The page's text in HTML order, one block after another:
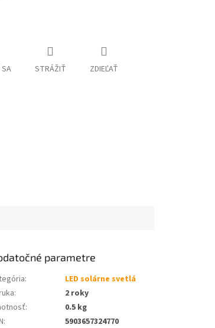
STRÁŽIŤ ZDIEĽAŤ
parametre
:
LED solárne svetlá
:
2 roky
:
0.5 kg
:
5903657324770